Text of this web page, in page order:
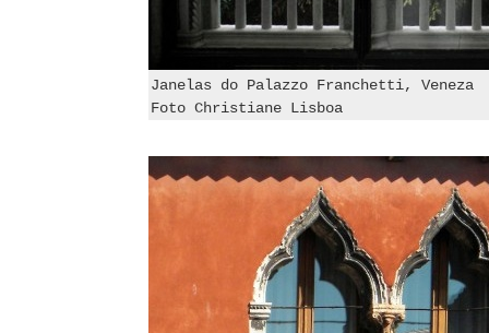
Janelas do Palazzo Franchetti, Veneza
Foto Christiane Lisboa